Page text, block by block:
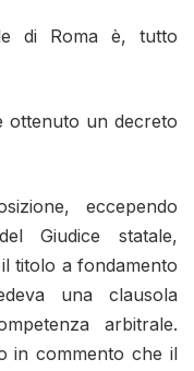
di Roma è, tutto
ottenuto un decreto
eccependo
Giudice statale,
titolo a fondamento
una clausola
arbitrale.
in commento che il